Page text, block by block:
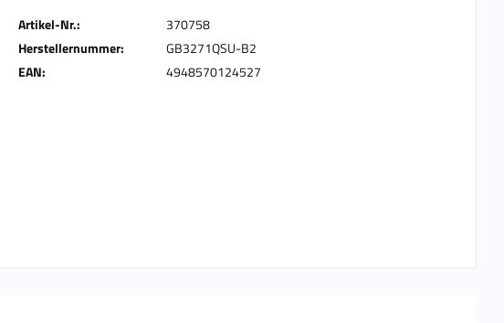
Artikel-Nr.:
370758
Herstellernummer:
GB3271QSU-B2
EAN:
4948570124527